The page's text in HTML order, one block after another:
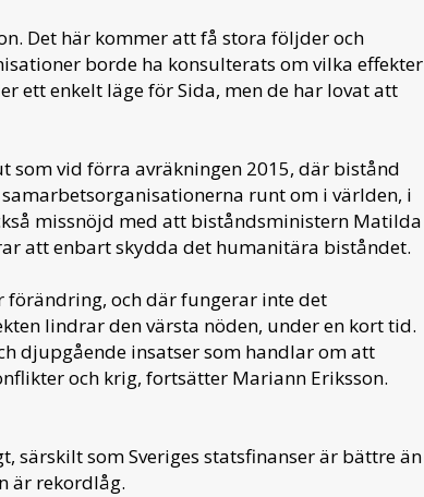
Det här kommer att få stora följder och
borde ha konsulterats om vilka effekter
ett enkelt läge för Sida, men de har lovat att
som vid förra avräkningen 2015, där bistånd
runt om i världen, i
missnöjd med att biståndsministern Matilda
att enbart skydda det humanitära biståndet.
förändring, och där fungerar inte det
lindrar den värsta nöden, under en kort tid.
djupgående insatser som handlar om att
och krig, fortsätter Mariann Eriksson.
särskilt som Sveriges statsfinanser är bättre än
är rekordlåg.